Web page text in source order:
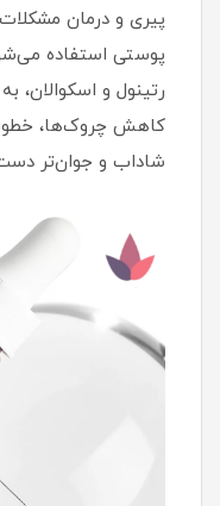
پیری و درمان
رتینول و
کاهش چروک‌ها، خطوط
شاداب و جوان‌تر